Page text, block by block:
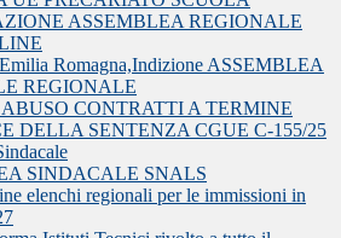
ASSEMBLEA REGIONALE
Romagna,Indizione ASSEMBLEA
REGIONALE
CONTRATTI A TERMINE
DELLA SENTENZA CGUE C‑155/25
SINDACALE SNALS
elenchi regionali per le immissioni in